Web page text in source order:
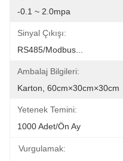
-0.1 ~ 2.0mpa
Sinyal Çıkışı:
RS485/Modbus...
Ambalaj Bilgileri:
Karton, 60cm×30cm×30cm
Yetenek Temini:
1000 Adet/ön Ay
Vurgulamak: